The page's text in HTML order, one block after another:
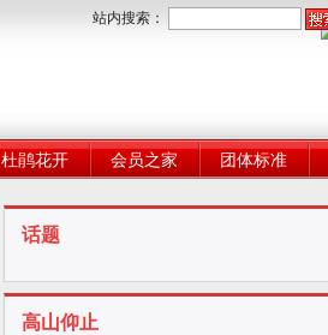
站内搜索：
杜鹃花开 会员之家 团体标准
话题
高山仰止